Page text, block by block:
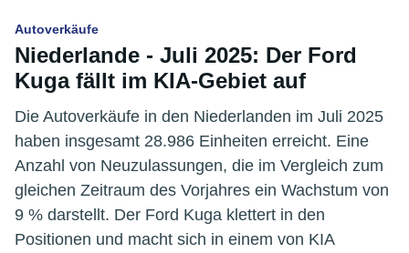
Autoverkäufe
Niederlande - Juli 2025: Der Ford
Kuga fällt im KIA-Gebiet auf
Die Autoverkäufe in den Niederlanden im Juli 2025
haben insgesamt 28.986 Einheiten erreicht. Eine
Anzahl von Neuzulassungen, die im Vergleich zum
gleichen Zeitraum des Vorjahres ein Wachstum von
9 % darstellt. Der Ford Kuga klettert in den
Positionen und macht sich in einem von KIA